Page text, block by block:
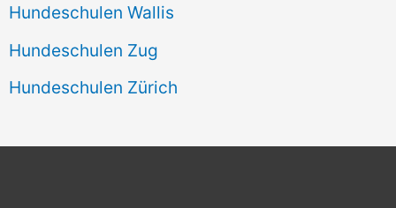
Hundeschulen Wallis
Hundeschulen Zug
Hundeschulen Zürich